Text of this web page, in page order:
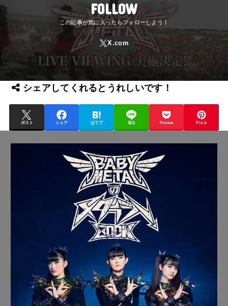
FOLLOW
シェアしてくれるとうれしいです！
ポスト シェア はてブ 送る Pocket Pin it